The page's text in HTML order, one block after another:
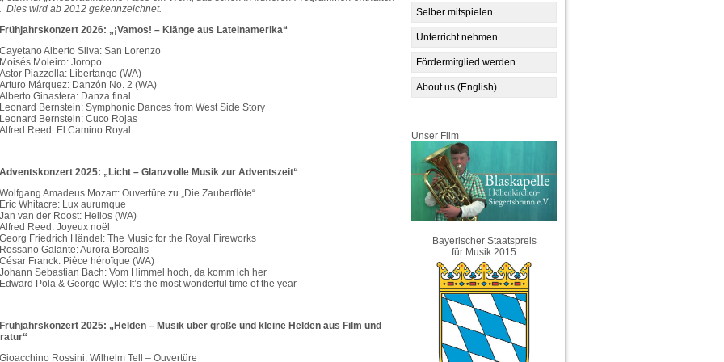
Selber mitspielen
Unterricht nehmen
Fördermitglied werden
About us (English)
Unser Film
Bayerischer Staatspreis
für Musik 2015
Dies wird ab 2012 gekennzeichnet.
2026: „¡Vamos! – Klänge aus Lateinamerika“
Cayetano Alberto Silva: San Lorenzo
Moisés Moleiro: Joropo
Astor Piazzolla: Libertango (WA)
Arturo Márquez: Danzón No. 2 (WA)
Alberto Ginastera: Danza final
Leonard Bernstein: Symphonic Dances from West Side Story
Leonard Bernstein: Cuco Rojas
Alfred Reed: El Camino Royal
2025: „Licht – Glanzvolle Musik zur Adventszeit“
Wolfgang Amadeus Mozart: Ouvertüre zu „Die Zauberflöte“
Eric Whitacre: Lux aurumque
Jan van der Roost: Helios (WA)
Alfred Reed: Joyeux noël
Georg Friedrich Händel: The Music for the Royal Fireworks
Rossano Galante: Aurora Borealis
César Franck: Pièce héroïque (WA)
Johann Sebastian Bach: Vom Himmel hoch, da komm ich her
Edward Pola & George Wyle: It’s the most wonderful time of the year
2025: „Helden – Musik über große und kleine Helden aus Film und
Gioacchino Rossini: Wilhelm Tell – Ouvertüre